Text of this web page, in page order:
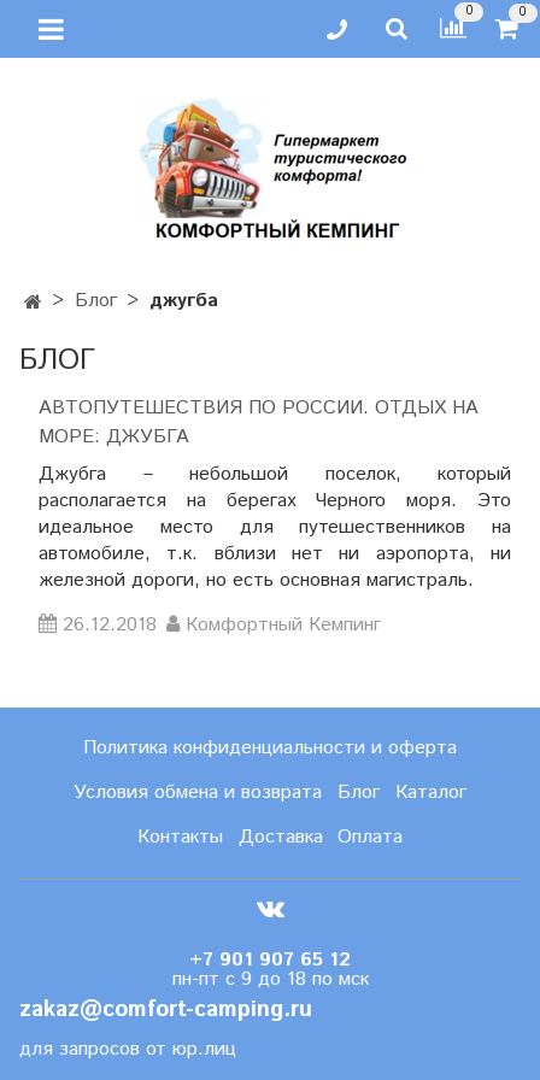
0 0
Блог джугба
БЛОГ
АВТОПУТЕШЕСТВИЯ ПО РОССИИ. ОТДЫХ НА
МОРЕ: ДЖУБГА
Джубга – небольшой поселок, который
располагается на берегах Черного моря. Это
идеальное место для путешественников на
автомобиле, т.к. вблизи нет ни аэропорта, ни
железной дороги, но есть основная магистраль.
26.12.2018
Комфортный Кемпинг
Политика конфиденциальности и оферта
Условия обмена и возврата
Блог
Каталог
Контакты
Доставка Оплата
+7 901 907 65 12
пн-пт с 9 до 18 по мск
zakaz@comfort-camping.ru
для запросов от юр.лиц